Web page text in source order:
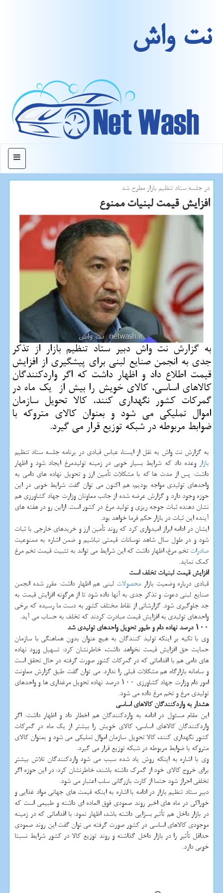
نت واش
منو
در جلسه ستاد تنظیم بازار مطرح شد
افزایش قیمت لبنیات ممنوع
به گزارش نت واش دبیر ستاد تنظیم بازار از تذکر
جدی به انجمن صنایع لبنی برای پیشگیری از افزایش
قیمت اطلاع داد و اظهار داشت که اگر واردکنندگان
کالاهای اساسی، کالای خویش را بیش از یک ماه در
گمرکات کشور نگهداری کنند، کالا تحویل سازمان
اموال تملیکی می شود و بعنوان کالای متروکه با
ضوابط مربوطه در شبکه توزیع قرار می گیرد.
به گزارش نت واش به نقل از ایسنا، عباس قبادی در برنامه جلسه ستاد تنظیم
بازار وعده داد که شرایط بسیار خوبی در زمینه تولیدمرغ ایجاد شود و اظهار
داشت: پس از مدت ها که با مشکلات تأمین ارز و تحویل نهاده های دامی به
واحدهای تولیدی مواجه بودیم، هم اکنون می توان گفت شرایط خوبی در این
حوزه وجود دارد و گزارش عرضه شده از جانب معاونان وزارت جهاد کشاورزی هم
نشان دهنده ثبات جوجه ریزی و تولید مرغ در کشور است. ازاین رو در هفته های
آینده این ثبات در بازار حکم فرما خواهد بود.
ایشان در ادامه ابراز امیدواری کرد که روند تأمین ارز و خریدهای خارجی با ثبات
شود و در طول سال شاهد نوسانات قیمتی نباشیم و ضمن اشاره به ممنوعیت
صادراتتخم مرغ، اظهار داشت که این شرایط می تواند به تثبیت قیمت تخم مرغ
کمک نماید.
افزایش قیمت لبنیات تخلف است
قبادی درباره وضعیت بازارمحصولات لبنی هم اظهار داشت: مقرر شده انجمن
صنایع لبنی دعوت و تذکر جدی به آنها داده شود تا از هرگونه افزایش قیمت به
جد جلوگیری شود. گزارشاتی از نقاط مختلف کشور به دست ما رسیده که برخی
واحدهای تولیدی به افزایش قیمت مبادرت کردند که تخلف به حساب می آید.
۱۰۰ درصد نهاده دام و طیور تحویل واحدهای تولیدی شد
وی با تکیه بر اینکه تولید کنندگان به هیچ عنوان بدون هماهنگی با سازمان
حمایت حق افزایش قیمت نخواهد داشت، خاطرنشان کرد: تسهیل ورود نهاده
های دامی هم با اقداماتی که در گمرکات کشور صورت گرفته در حال تحقق است
و سامانه بازارگاه هم مشکلات قبلی را ندارد. می توان گفت طبق گزارش معاونت
امور دام وزارت جهاد کشاورزی ۱۰۰ درصد نهاده تحویل مرغداری ها و واحدهای
تولیدی مرغ و تخم مرغ داده می شود.
هشدار به واردکنندگان کالاهای اساسی
این مقام مسئول در ادامه به واردکنندگان هم اخطار داد و اظهار داشت: اگر
واردکنندگان کالاهای اساسی، کالای خویش را بیشتر از یک ماه در گمرکات
کشور نگهداری کنند، کالا تحویل سازمان اموال تملیکی می شود و بعنوان کالای
متروکه با ضوابط مربوطه در شبکه توزیع قرار می گیرد.
وی با اشاره به اینکه روش یاد شده سبب می شود واردکنندگان تلاش بیشتر
برای خروج کالای خود از گمرک داشته باشند، خاطرنشان کرد: در این حوزه اگر
تخلفی احراز شود حتما از کارت بازرگانی سلب اعتبار می شود.
دبیر ستاد تنظیم بازار در ادامه با اشاره به اینکه قیمت های جهانی مواد غذایی و
خوراکی در ماه های اخیر روند صعودی فوق العاده ای داشته و طبیعی است که
در بازار داخل هم تأثیر بسزایی داشته باشد، اظهار نمود: با اقداماتی که در زمینه
موجودی کالاهای اساسی در کشور صورت گرفته می توان گفت این روند صعودی
حداقل تأثیر را در بازار داخل گذاشته و روند توزیع کالا در کشور شرایط نسبتا
خوبی دارد.